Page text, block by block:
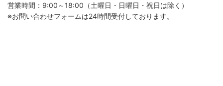
営業時間：9:00～18:00（土曜日・日曜日・祝日は除く）
※お問い合わせフォームは24時間受付しております。